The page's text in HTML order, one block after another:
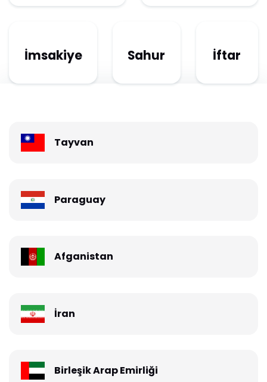
İmsakiye Sahur İftar
Tayvan
Paraguay
Afganistan
İran
Birleşik Arap Emirliği